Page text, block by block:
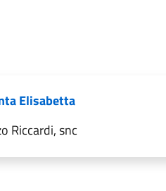
Elisabetta
Riccardi, snc